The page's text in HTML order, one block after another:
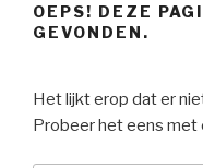
OEPS! DEZE
GEVONDEN.
Het lijkt erop dat er
Probeer het eens met